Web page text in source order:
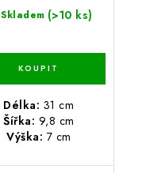
Skladem (>10 ks)
Délka: 31 cm
Šířka: 9,8 cm
Výška: 7 cm